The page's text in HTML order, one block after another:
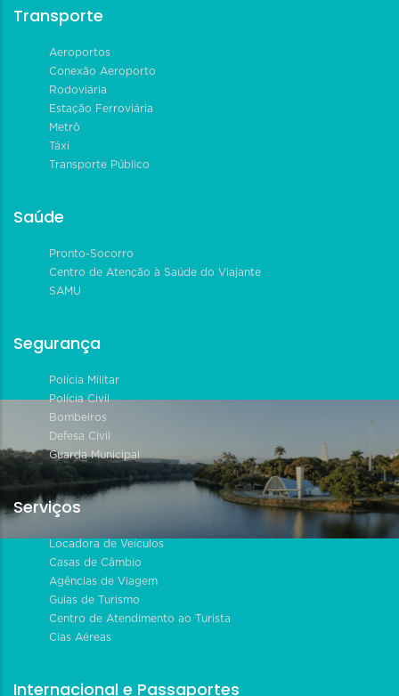
Transporte
Aeroportos
Conexão Aeroporto
Rodoviária
Estação Ferroviária
Metrô
Táxi
Transporte Público
Saúde
Pronto-Socorro
Centro de Atenção à Saúde do Viajante
SAMU
Segurança
Polícia Militar
Polícia Civil
Bombeiros
Defesa Civil
Guarda Municipal
Serviços
Locadora de Veículos
Casas de Câmbio
Agências de Viagem
Guias de Turismo
Centro de Atendimento ao Turista
Cias Aéreas
Internacional e Passaportes